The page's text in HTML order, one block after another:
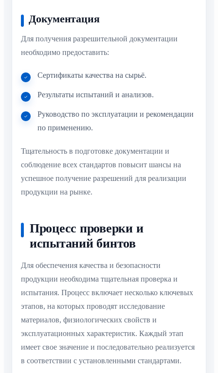
Документация
Для получения разрешительной документации
необходимо предоставить:
Сертификаты качества на сырьё.
Результаты испытаний и анализов.
Руководство по эксплуатации и рекомендации
по применению.
Тщательность в подготовке документации и
соблюдение всех стандартов повысит шансы на
успешное получение разрешений для реализации
продукции на рынке.
Процесс проверки и
испытаний бинтов
Для обеспечения качества и безопасности
продукции необходима тщательная проверка и
испытания. Процесс включает несколько ключевых
этапов, на которых проводят исследование
материалов, физиологических свойств и
эксплуатационных характеристик. Каждый этап
имеет свое значение и последовательно реализуется
в соответствии с установленными стандартами.